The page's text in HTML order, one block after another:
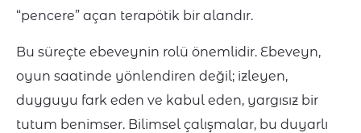
“pencere” açan terapötik bir alandır.
Bu süreçte ebeveynin rolü önemlidir. Ebeveyn,
oyun saatinde yönlendiren değil; izleyen,
duyguyu fark eden ve kabul eden, yargısız bir
tutum benimser. Bilimsel çalışmalar, bu duyarlı